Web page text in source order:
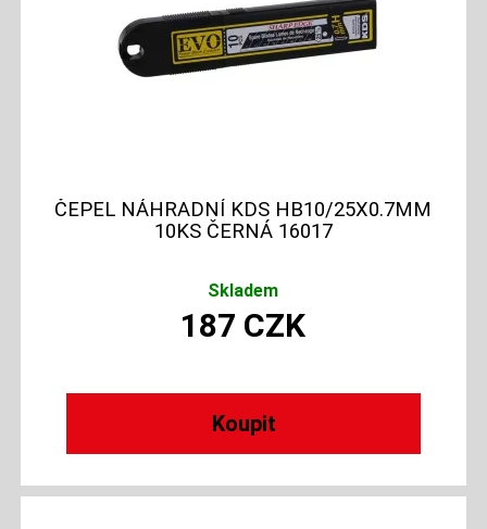
ČEPEL NÁHRADNÍ KDS HB10/25X0.7MM
10KS ČERNÁ 16017
Skladem
187 CZK